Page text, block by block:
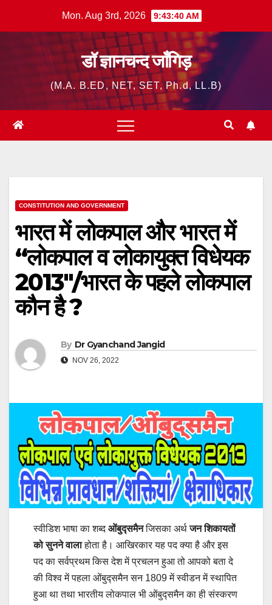
Mon. Aug 3rd, 2026 9:43:41 AM
डॉ ज्ञानचन्द जाँगिड़
(M.A. B.ED, NET, SET, Ph.d, LL.B)
CONSTITUTION AND GOVERNMENT
भारत में लोकपाल और भारत में
“लोकपाल व लोकायुक्त विधेयक
2013″/भारत के पहले लोकपाल
कौन है ?
By Dr Gyanchand Jangid
NOV 26, 2022
स्वीडिश भाषा का शब्दओंबुद्समैनजिसका अर्थजन शिकायतों
को सुनने वालाहोता है। आखिरकार यह पद क्या है और इस
पद का सर्वप्रथम किस देश में प्रचलन हुआ तो आपको बता दे
की विश्व में पहला ओंबुद्समैन सन 1809 में स्वीडन में स्थापित
हुआ था तथा भारतीय लोकपाल भी ओंबुद्समैन का ही संस्करण